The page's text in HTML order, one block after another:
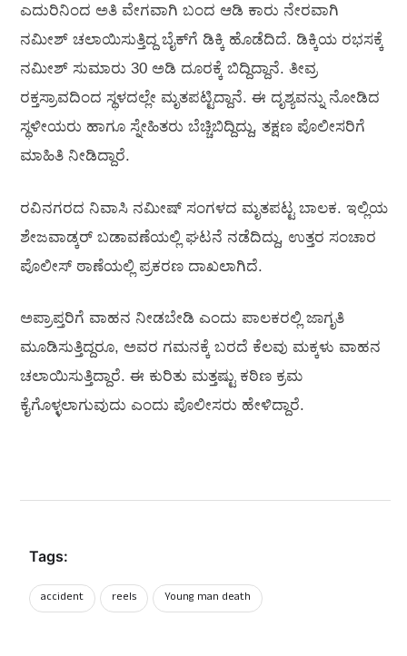
ಎದುರಿನಿಂದ ಅತಿ ವೇಗವಾಗಿ ಬಂದ ಆಡಿ ಕಾರು ನೇರವಾಗಿ
ನಮೀಶ್ ಚಲಾಯಿಸುತ್ತಿದ್ದ ಬೈಕ್‍ಗೆ ಡಿಕ್ಕಿ ಹೊಡೆದಿದೆ. ಡಿಕ್ಕಿಯ ರಭಸಕ್ಕೆ
ನಮೀಶ್ ಸುಮಾರು 30 ಅಡಿ ದೂರಕ್ಕೆ ಬಿದ್ದಿದ್ದಾನೆ. ತೀವ್ರ
ರಕ್ತಸ್ರಾವದಿಂದ ಸ್ಥಳದಲ್ಲೇ ಮೃತಪಟ್ಟಿದ್ದಾನೆ. ಈ ದೃಶ್ಯವನ್ನು ನೋಡಿದ
ಸ್ಥಳೀಯರು ಹಾಗೂ ಸ್ನೇಹಿತರು ಬೆಚ್ಚಿಬಿದ್ದಿದ್ದು, ತಕ್ಷಣ ಪೊಲೀಸರಿಗೆ
ಮಾಹಿತಿ ನೀಡಿದ್ದಾರೆ.
ರವಿನಗರದ ನಿವಾಸಿ ನಮೀಷ್ ಸಂಗಳದ ಮೃತಪಟ್ಟ ಬಾಲಕ. ಇಲ್ಲಿಯ
ಶೇಜವಾಡ್ಕರ್ ಬಡಾವಣೆಯಲ್ಲಿ ಘಟನೆ ನಡೆದಿದ್ದು, ಉತ್ತರ ಸಂಚಾರ
ಪೊಲೀಸ್ ಠಾಣೆಯಲ್ಲಿ ಪ್ರಕರಣ ದಾಖಲಾಗಿದೆ.‌
ಅಪ್ರಾಪ್ತರಿಗೆ ವಾಹನ ನೀಡಬೇಡಿ ಎಂದು ಪಾಲಕರಲ್ಲಿ ಜಾಗೃತಿ
ಮೂಡಿಸುತ್ತಿದ್ದರೂ, ಅವರ ಗಮನಕ್ಕೆ ಬರದೆ ಕೆಲವು ಮಕ್ಕಳು ವಾಹನ
ಚಲಾಯಿಸುತ್ತಿದ್ದಾರೆ. ಈ ಕುರಿತು ಮತ್ತಷ್ಟು ಕಠಿಣ ಕ್ರಮ
ಕೈಗೊಳ್ಳಲಾಗುವುದು ಎಂದು ಪೊಲೀಸರು ಹೇಳಿದ್ದಾರೆ.
Tags:
accident reels Young man death